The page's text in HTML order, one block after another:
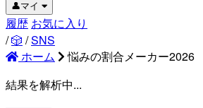
👤マイ
履歴 お気に入り
/🎲 /SNS
ホーム
悩みの割合メーカー2026
結果を解析中...